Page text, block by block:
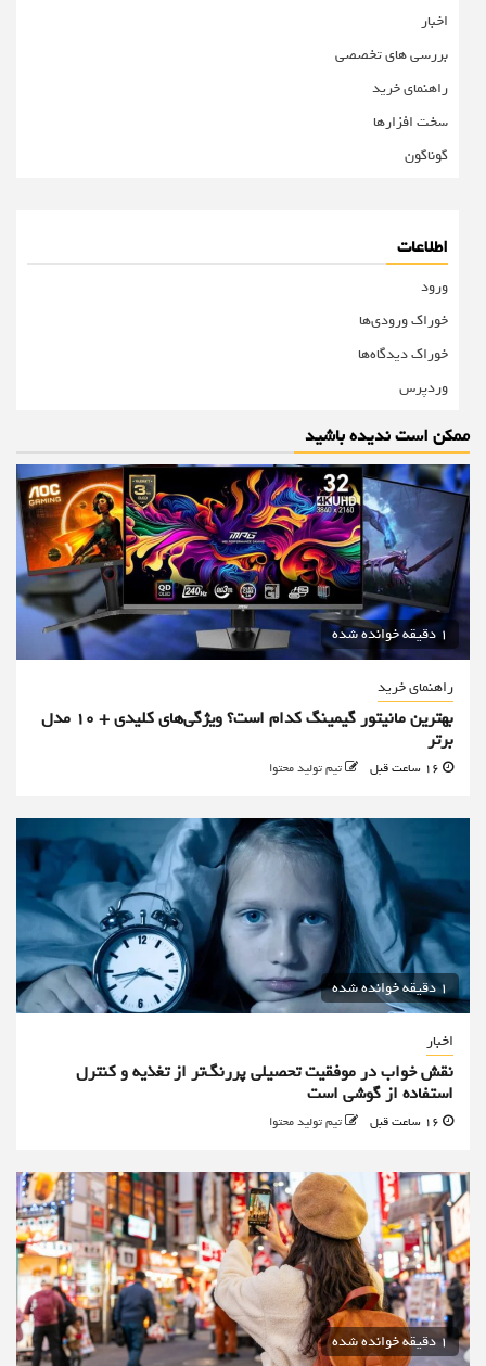
اخبار
بررسی های تخصصی
راهنمای خرید
سخت افزارها
گوناگون
اطلاعات
ورود
خوراک ورودی‌ها
خوراک دیدگاه‌ها
وردپرس
ممکن است ندیده باشید
1 دقیقه خوانده شده
راهنمای خرید
بهترین مانیتور گیمینگ کدام است؟ ویژگی‌های کلیدی + 10 مدل
برتر
تیم تولید محتوا
1 دقیقه خوانده شده
اخبار
نقش خواب در موفقیت تحصیلی پررنگ‌تر از تغذیه و کنترل
استفاده از گوشی است
تیم تولید محتوا
1 دقیقه خوانده شده